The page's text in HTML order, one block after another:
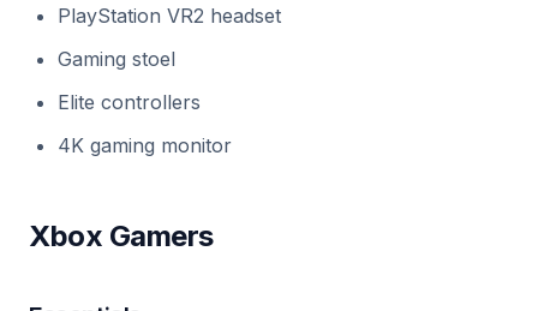
PlayStation VR2 headset
Gaming stoel
Elite controllers
4K gaming monitor
Xbox Gamers